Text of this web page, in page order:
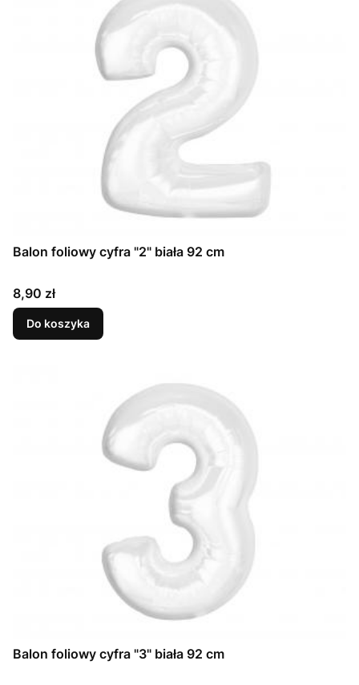
Balon foliowy cyfra "2" biała 92 cm
Cena
8,90 zł
Do koszyka
Balon foliowy cyfra "3" biała 92 cm